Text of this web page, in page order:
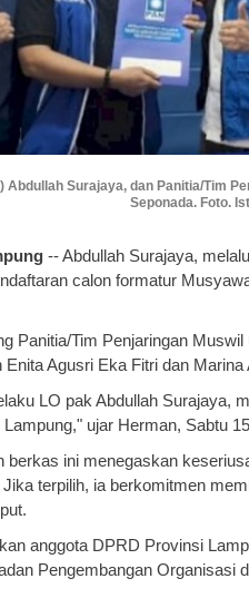
Abdullah Surajaya, dan Panitia/Tim
Seponada. Foto.
-- Abdullah Surajaya,
calon formatur
Panitia/Tim Penjaringan
Enita Agusri Eka Fitri dan Marina
LO pak Abdullah Surajaya,
ujar Herman, Sabtu
berkas ini menegaskan
terpilih, ia berkomitmen
anggota DPRD Provinsi
Pengembangan Organisasi